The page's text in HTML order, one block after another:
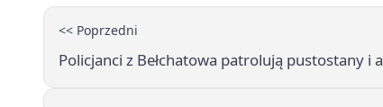
<< Poprzedni
Policjanci z Bełchatowa patrolują pustostany